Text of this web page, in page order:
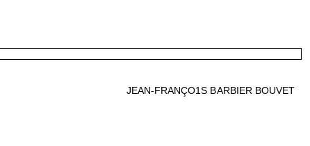
JEAN-FRANÇO1S BARBIER BOUVET